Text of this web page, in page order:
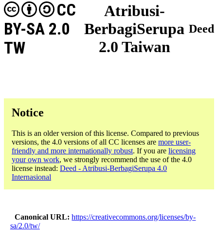
Atribusi-
BerbagiSerupa
2.0 Taiwan
CC
BY-SA 2.0
TW
Deed
Notice
This is an older version of this license. Compared to previous
versions, the 4.0 versions of all CC licenses are more user-
friendly and more internationally robust. If you are licensing
your own work, we strongly recommend the use of the 4.0
license instead: Deed - Atribusi-BerbagiSerupa 4.0
Internasional
Canonical URL
https://creativecommons.org/licenses/by-
sa/2.0/tw/